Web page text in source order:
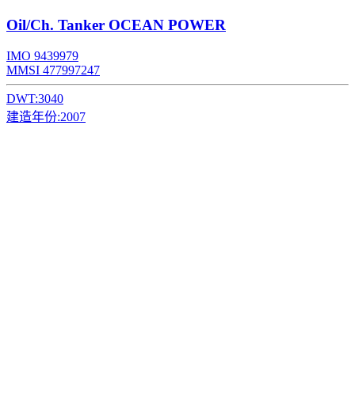
Oil/Ch. Tanker OCEAN POWER
IMO 9439979
MMSI 477997247
DWT:3040
建造年份:2007